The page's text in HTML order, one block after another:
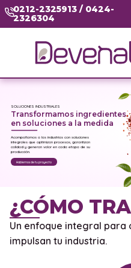
0212-2325913 / 0424-
2326304
SOLUCIONES INDUSTRIALES
Transformamos ingredientes
en soluciones a la medida
Acompañamos a las industrias con soluciones
integrales que optimizan procesos, garantizan
calidad y generan valor en cada etapa de su
producción.
Hablemos de tu proyecto
¿CÓMO
Un enfoque integral
impulsan tu industria.